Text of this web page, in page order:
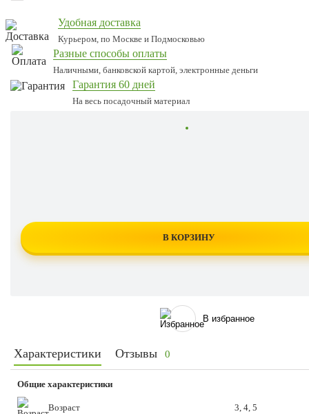
Удобная доставка
Курьером, по Москве и Подмосковью
Разные способы оплаты
Наличными, банковской картой, электронные деньги
Гарантия 60 дней
На весь посадочный материал
В КОРЗИНУ
В избранное
Характеристики Отзывы 0
Общие характеристики
Возраст 3, 4, 5